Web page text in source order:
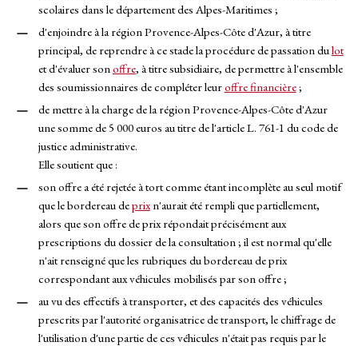
scolaires dans le département des Alpes-Maritimes ;
d'enjoindre à la région Provence-Alpes-Côte d'Azur, à titre
principal, de reprendre à ce stade la procédure de passation dulot
et d'évaluer sonoffre, à titre subsidiaire, de permettre à l'ensemble
des soumissionnaires de compléter leuroffre financière;
de mettre à la charge de la région Provence-Alpes-Côte d'Azur
une somme de 5 000 euros au titre de l'article L. 761-1 du code de
justice administrative.
Elle soutient que :
son offre a été rejetée à tort comme étant incomplète au seul motif
que le bordereau deprixn'aurait été rempli que partiellement,
alors que son offre de prix répondait précisément aux
prescriptions du dossier de la consultation ; il est normal qu'elle
n'ait renseigné que les rubriques du bordereau de prix
correspondant aux véhicules mobilisés par son offre ;
au vu des effectifs à transporter, et des capacités des véhicules
prescrits par l'autorité organisatrice de transport, le chiffrage de
l'utilisation d'une partie de ces véhicules n'était pas requis par le